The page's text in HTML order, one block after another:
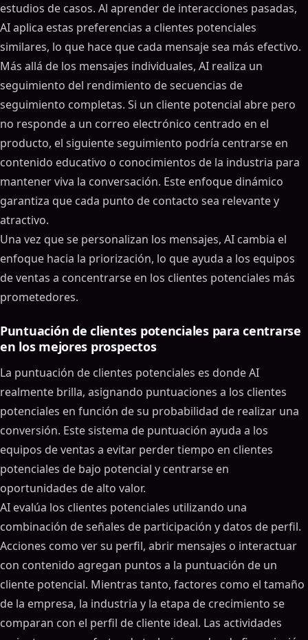
estudios de casos. Al aprender de interacciones pasadas,
AI aplica estas preferencias a clientes potenciales
similares, lo que hace que cada mensaje sea más efectivo.
Más allá de los mensajes individuales, AI realiza un
seguimiento del rendimiento de secuencias de
seguimiento completas. Si un cliente potencial abre pero
no responde a un correo electrónico centrado en el
producto, el siguiente seguimiento podría centrarse en
contenido educativo o conocimientos de la industria para
mantener viva la conversación. Este enfoque dinámico
garantiza que cada punto de contacto sea relevante y
atractivo.
Una vez que se personalizan los mensajes, AI cambia el
enfoque hacia la priorización, lo que ayuda a los equipos
de ventas a concentrarse en los clientes potenciales más
prometedores.
Puntuación de clientes potenciales para centrarse
en los mejores prospectos
La puntuación de clientes potenciales es donde AI
realmente brilla, asignando puntuaciones a los clientes
potenciales en función de su probabilidad de realizar una
conversión. Este sistema de puntuación ayuda a los
equipos de ventas a evitar perder tiempo en clientes
potenciales de bajo potencial y centrarse en
oportunidades de alto valor.
AI evalúa los clientes potenciales utilizando una
combinación de señales de participación y datos de perfil.
Acciones como ver su perfil, abrir mensajes o interactuar
con contenido agregan puntos a la puntuación de un
cliente potencial. Mientras tanto, factores como el tamaño
de la empresa, la industria y la etapa de crecimiento se
comparan con el perfil de cliente ideal. Las actividades